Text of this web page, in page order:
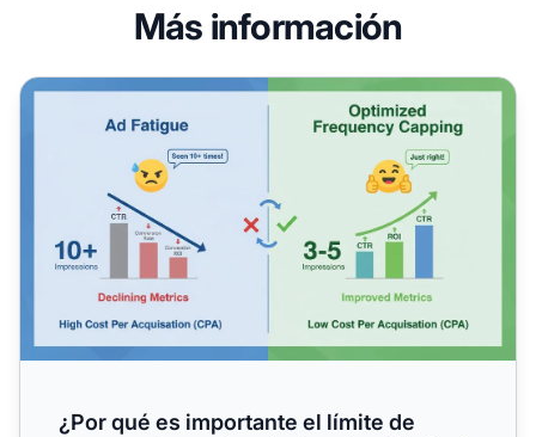
Más información
¿Por qué es importante el límite de frecuencia en el
¿Por qué es importante el límite de